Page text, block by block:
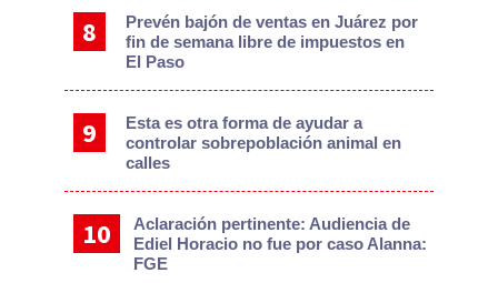
Prevén bajón de ventas en Juárez por
fin de semana libre de impuestos en
El Paso
Esta es otra forma de ayudar a
controlar sobrepoblación animal en
calles
Aclaración pertinente: Audiencia de
Ediel Horacio no fue por caso Alanna:
FGE